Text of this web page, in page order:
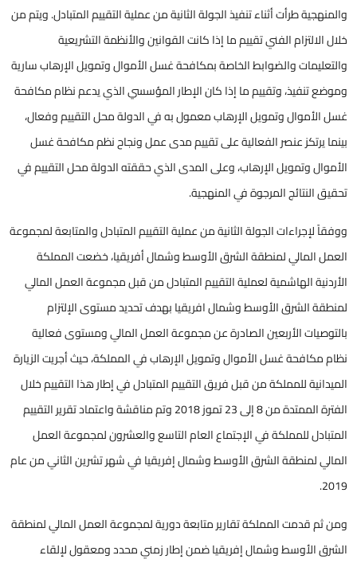
والمنهجية طرأت أثناء تنفيذ الجولة الثانية من عملية التقييم المتبادل. ويتم من
خلال الالتزام الفني تقييم ما إذا كانت القوانين والأنظمة التشريعية
والتعليمات والضوابط الخاصة بمكافحة غسل الأموال وتمويل الإرهاب سارية
وموضع تنفيذ، وتقييم ما إذا كان الإطار المؤسسي الذي يدعم نظام مكافحة
غسل الأموال وتمويل الإرهاب معمول به في الدولة محل التقييم وفعال،
بينما يرتكز عنصر الفعالية على تقييم مدى عمل ونجاح نظم مكافحة غسل
الأموال وتمويل الإرهاب، وعلى المدى الذي حققته الدولة محل التقييم في
تحقيق النتائج المرجوة في المنهجية.
ووفقاً لإجراءات الجولة الثانية من عملية التقييم المتبادل والمتابعة لمجموعة
العمل المالي لمنطقة الشرق الأوسط وشمال أفريقيا، خضعت المملكة
الأردنية الهاشمية لعملية التقييم المتبادل من قبل مجموعة العمل المالي
لمنطقة الشرق الأوسط وشمال افريقيا بهدف تحديد مستوى الإلتزام
بالتوصيات الأربعين الصادرة عن مجموعة العمل المالي ومستوى فعالية
نظام مكافحة غسل الأموال وتمويل الإرهاب في المملكة، حيث أجريت الزيارة
الميدانية للمملكة من قبل فريق التقييم المتبادل في إطار هذا التقييم خلال
الفترة الممتدة من 8 إلى 23 تموز 2018 وتم مناقشة واعتماد تقرير التقييم
المتبادل للمملكة في الإجتماع العام التاسع والعشرون لمجموعة العمل
المالي لمنطقة الشرق الأوسط وشمال إفريقيا في شهر تشرين الثاني من عام
2019.
ومن ثم قدمت المملكة تقارير متابعة دورية لمجموعة العمل المالي لمنطقة
الشرق الأوسط وشمال إفريقيا ضمن إطار زمني محدد ومعقول لإلقاء